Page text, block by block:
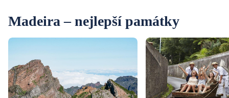
Madeira – nejlepší památky